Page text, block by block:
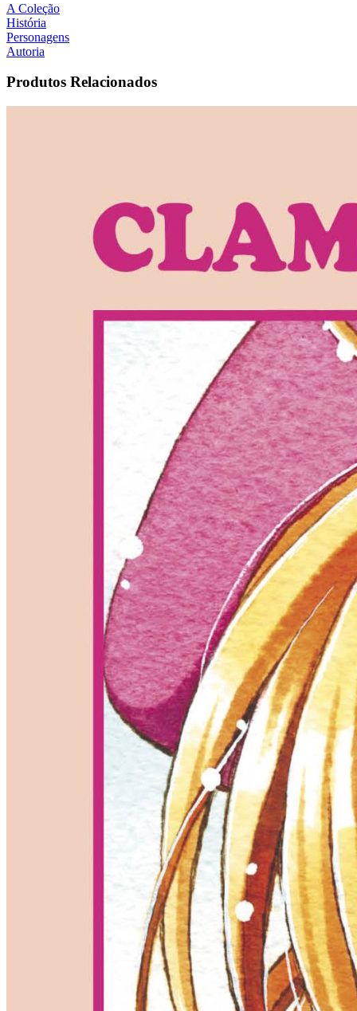
A Coleção
História
Personagens
Autoria
Produtos Relacionados